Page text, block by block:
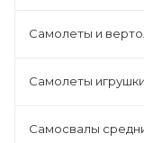
Самолеты и
Самолеты игрушки
Самосвалы